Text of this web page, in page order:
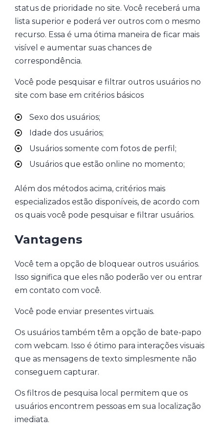
status de prioridade no site. Você receberá uma
lista superior e poderá ver outros com o mesmo
recurso. Essa é uma ótima maneira de ficar mais
visível e aumentar suas chances de
correspondência.
Você pode pesquisar e filtrar outros usuários no
site com base em critérios básicos
Sexo dos usuários;
Idade dos usuários;
Usuários somente com fotos de perfil;
Usuários que estão online no momento;
Além dos métodos acima, critérios mais
especializados estão disponíveis, de acordo com
os quais você pode pesquisar e filtrar usuários.
Vantagens
Você tem a opção de bloquear outros usuários.
Isso significa que eles não poderão ver ou entrar
em contato com você.
Você pode enviar presentes virtuais.
Os usuários também têm a opção de bate-papo
com webcam. Isso é ótimo para interações visuais
que as mensagens de texto simplesmente não
conseguem capturar.
Os filtros de pesquisa local permitem que os
usuários encontrem pessoas em sua localização
imediata.